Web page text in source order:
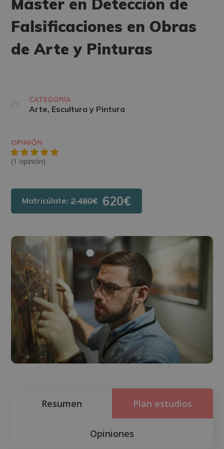
Máster en Detección de
Falsificaciones en Obras
de Arte y Pinturas
CATEGORÍA
Arte, Escultura y Pintura
OPINIÓN
(1 opinión)
Matricúlate:2.480€ 620€
Resumen Plan estudios
Opiniones